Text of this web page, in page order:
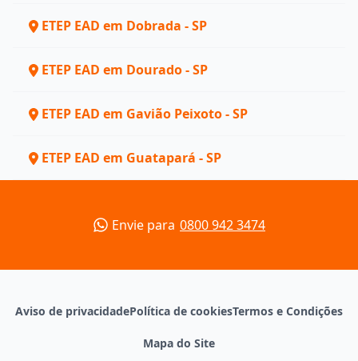
ETEP EAD em Dobrada - SP
ETEP EAD em Dourado - SP
ETEP EAD em Gavião Peixoto - SP
ETEP EAD em Guatapará - SP
Envie para 0800 942 3474
Aviso de privacidadePolítica de cookiesTermos e Condições
Mapa do Site